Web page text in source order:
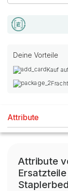
Deine Vorteile
Kauf
Attribute
Attribute